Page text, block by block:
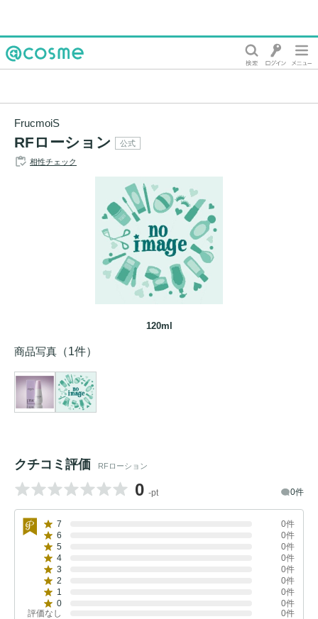
FrucmoiS
RFローション 公式
相性チェック
120ml
商品写真 （1件）
クチコミ評価 RFローション
0 -pt 0件
7
0件
6
0件
5
0件
4
0件
3
0件
2
0件
1
0件
0
0件
評価なし
0件